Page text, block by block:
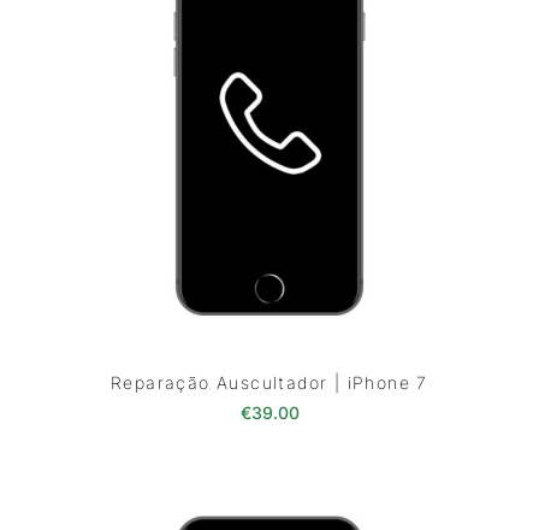
Reparação Auscultador | iPhone 7
€39.00